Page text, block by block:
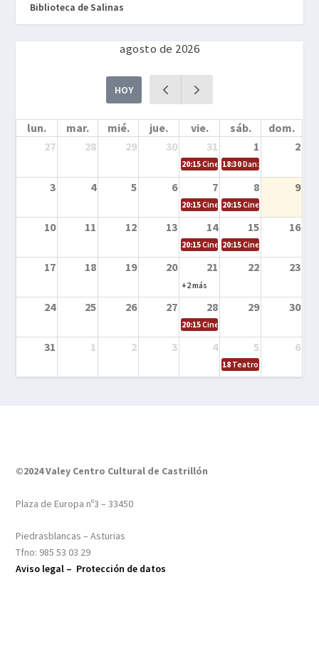
Biblioteca de Salinas
agosto de 2026
HOY
lun. mar. mié. jue. vie. sáb.
dom.
27
28 29 30 31 1 2
20:15Cine en la calle – Cómo
18:30Danza – Cita en el
3 4 5 6 7 8 9
20:15Cine en la calle – El niño y la
20:15Cine en la calle –
10 11 12 13 14 15 16
20:15Cine en la calle – Tortugas
20:15Cine en la calle –
17 18 19 20 21 22 23
+2 más
24 25 26 27 28 29 30
20:15Cine en el calle – Tintín y el
31 1 2 3 4 5 6
18 Teatro – Tres
©2024 Valey Centro Cultural de Castrillón
Plaza de Europa nº3 – 33450
Piedrasblancas – Asturias
Tfno: 985 53 03 29
Aviso legal – Protección de datos